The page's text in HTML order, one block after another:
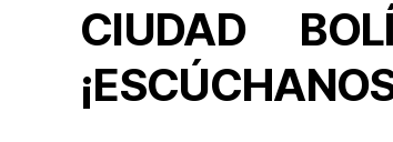
CIUDAD